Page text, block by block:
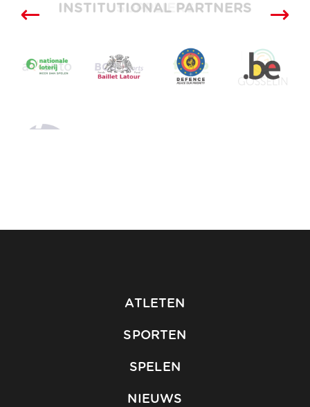
SUPPLIERS
INSTITUTIONAL PARTNERS
ATLETEN
SPORTEN
SPELEN
NIEUWS